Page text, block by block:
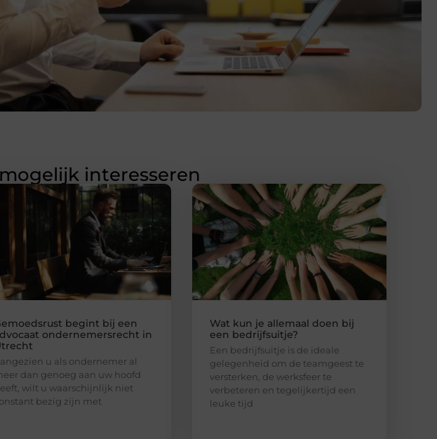
interesseren
begint bij een
ondernemersrecht in
u als ondernemer al
dan genoeg aan uw hoofd
wilt u waarschijnlijk niet
bezig zijn met
Wat kun je allemaal doen bij
een bedrijfsuitje?
Een bedrijfsuitje is de ideale
gelegenheid om de teamgeest te
versterken, de werksfeer te
verbeteren en tegelijkertijd een
leuke tijd